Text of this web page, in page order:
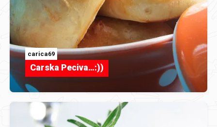
carica69
Carska Peciva…:))